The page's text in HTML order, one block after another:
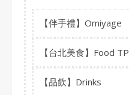
【伴手禮】Omiyage
【台北美食】Food TP
【品飲】Drinks